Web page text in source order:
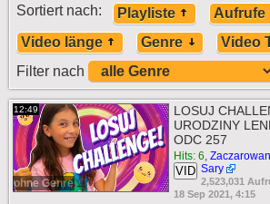
Sortiert nach: Playliste
Aufrufe
Video länge
Genre
Video
Filter nach
12:49
ohne Genre
LOSUJ
URODZINY
ODC 257
Hits: 6,
Sary
VID
2,523,031
18 Sep 2021, 4:15